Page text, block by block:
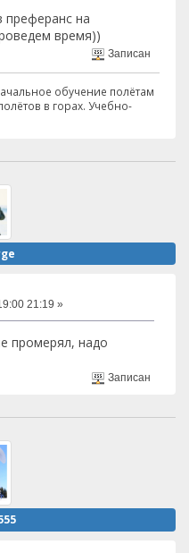
преферанс на
время))
Записан
обучение полётам
в горах. Учебно-
21:19 »
промерял, надо
Записан